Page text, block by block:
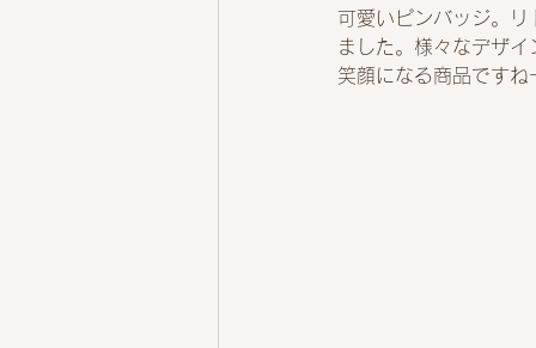
可愛いピンバッジ。
ました。様々なデザ
笑顔になる商品です